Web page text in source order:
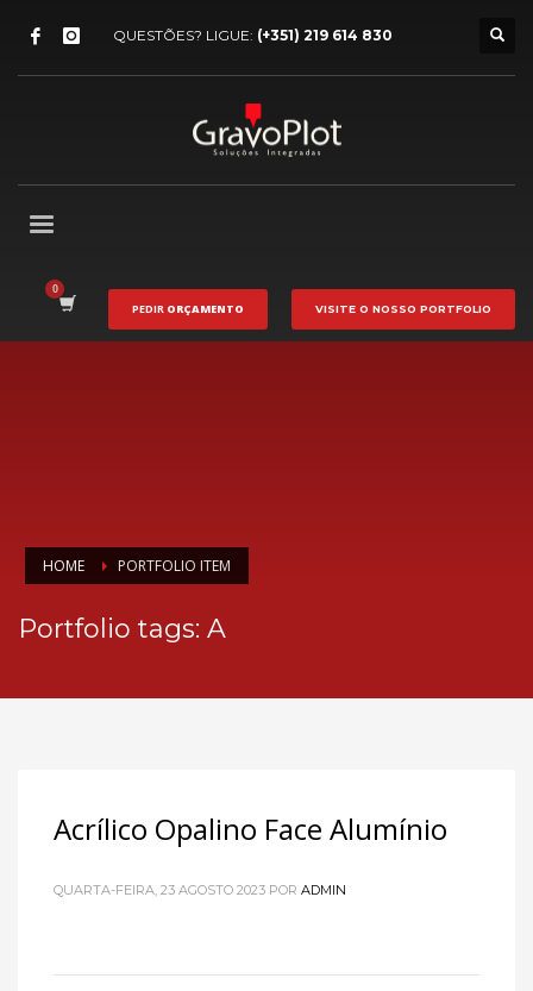
QUESTÕES? LIGUE: (+351) 219 614 830
PEDIR ORÇAMENTO VISITE O NOSSO PORTFOLIO
HOME PORTFOLIO ITEM
Portfolio tags: A
Acrílico Opalino Face Alumínio
QUARTA-FEIRA, 23 AGOSTO 2023 POR ADMIN